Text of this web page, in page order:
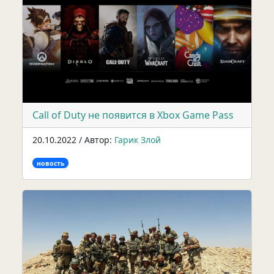
Call of Duty не появится в Xbox Game Pass
20.10.2022 / Автор: Гарик Злой
новость